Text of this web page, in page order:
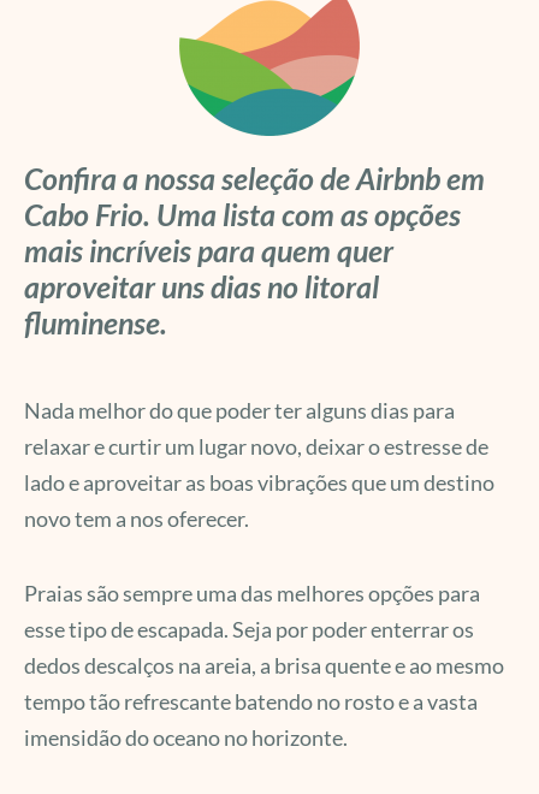
Confira a nossa seleção de Airbnb em
Cabo Frio. Uma lista com as opções
mais incríveis para quem quer
aproveitar uns dias no litoral
fluminense.
Nada melhor do que poder ter alguns dias para
relaxar e curtir um lugar novo, deixar o estresse de
lado e aproveitar as boas vibrações que um destino
novo tem a nos oferecer.
Praias são sempre uma das melhores opções para
esse tipo de escapada. Seja por poder enterrar os
dedos descalços na areia, a brisa quente e ao mesmo
tempo tão refrescante batendo no rosto e a vasta
imensidão do oceano no horizonte.